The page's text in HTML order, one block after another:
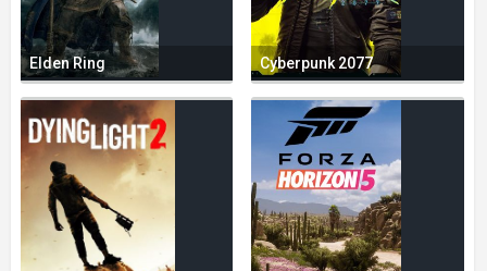
Elden Ring Cyberpunk 2077